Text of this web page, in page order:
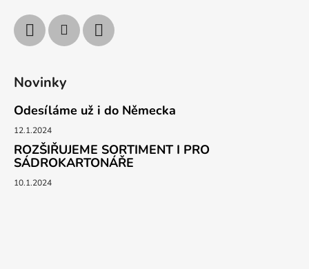
Novinky
Odesíláme už i do Německa
12.1.2024
ROZŠIŘUJEME SORTIMENT I PRO
SÁDROKARTONÁŘE
10.1.2024